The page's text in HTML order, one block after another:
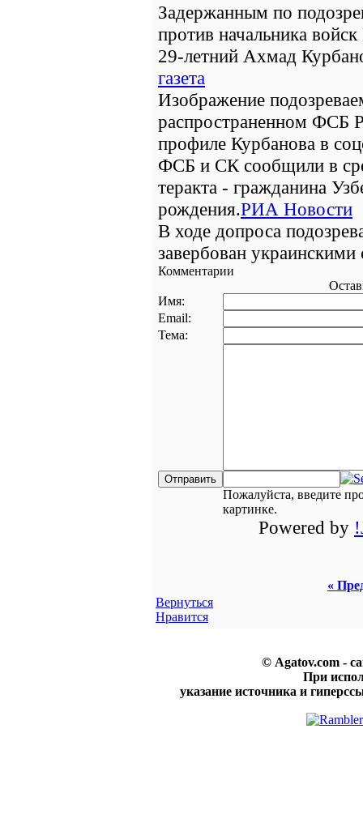
Задержанным по
против начальника
29-летний Ахмад
газета
Изображение
распространенном ФСБ
профиле Курбанова в
ФСБ и СК сообщили в
теракта - гражданина
рождения.РИА Новости
В ходе допроса
завербован
Комментарии
Имя:
Email:
Тема:
Пожалуйста, введите
картинке.
Powered by
«
Вернуться
Нравится
© Agatov.com -
При
указание источника и